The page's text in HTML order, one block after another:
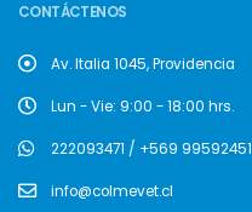
CONTÁCTENOS
Av. Italia 1045, Providencia
Lun - Vie: 9:00 - 18:00 hrs.
222093471 / +569 99592451
info@colmevet.cl